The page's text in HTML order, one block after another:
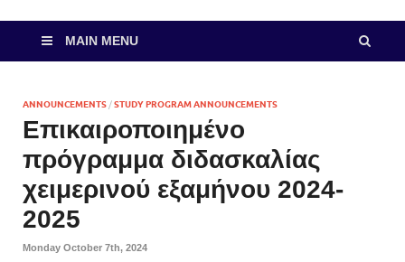
MAIN MENU
ANNOUNCEMENTS /STUDY PROGRAM ANNOUNCEMENTS
Επικαιροποιημένο
πρόγραμμα διδασκαλίας
χειμερινού εξαμήνου 2024-
2025
Monday October 7th, 2024